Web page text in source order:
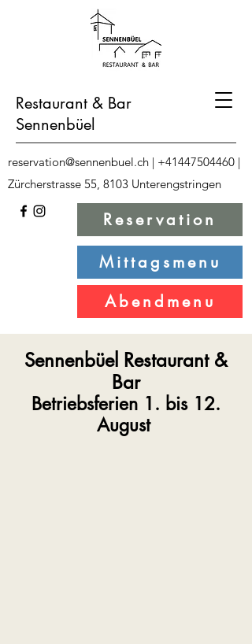
Restaurant & Bar
Sennenbüel
reservation@sennenbuel.ch | +41447504460 |
Zürcherstrasse 55, 8103 Unterengstringen
Reservation
Mittagsmenu
Abendmenu
Sennenbüel Restaurant &
Bar
Betriebsferien 1. bis 12.
August